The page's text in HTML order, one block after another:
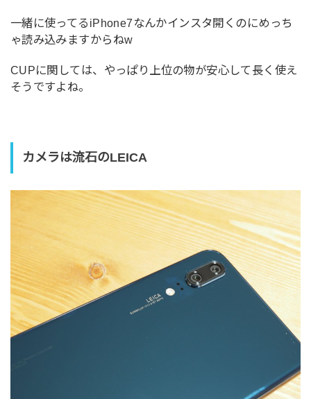
一緒に使ってるiPhone7なんかインスタ開くのにめっち
ゃ読み込みますからねw
CUPに関しては、やっぱり上位の物が安心して長く使え
そうですよね。
カメラは流石のLEICA